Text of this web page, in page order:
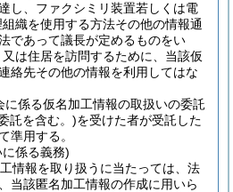
し、ファクシミリ装置若しくは電
織を使用する方法その他の情報通
であって議長が定めるものをい
は住居を訪問するために、当該仮
絡先その他の情報を利用してはな
に係る仮名加工情報の取扱いの委託
託を含む。)を受けた者が受託した
準用する。
係る義務)
情報を取り扱うに当たっては、法
当該匿名加工情報の作成に用いら